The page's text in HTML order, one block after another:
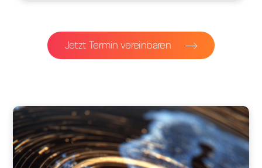
Jetzt Termin vereinbaren